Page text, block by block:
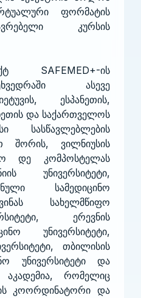
ფორმატის
კურსის
SAFEMED+-ის
ასევე
ესპანეთის,
და საქართველოს
სასწავლებლების
შორის, ვილნიუსის
დე კომპოსტელას
უნივერსიტეტი,
სამედიცინო
სახელმწიფო
ერევნის
უნივერსიტეტი,
თბილისის
უნივერსიტეტი და
აკადემია, რომელიც
კოორდინატორი და